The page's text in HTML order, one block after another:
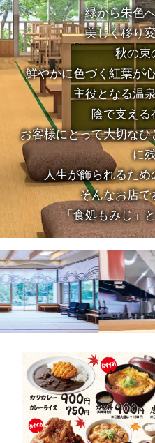
緑から朱色
美しく移り
秋の束
鮮やかに色づく紅葉が
主役となる温
陰で支える
お客様にとって大切な
に
人生が飾られるた
そんなお店で
「食処もみじ」